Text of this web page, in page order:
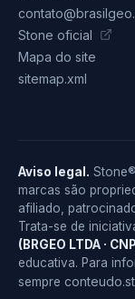
Stone oficial
Mapa do site
sitemap.xml
Aviso legal.
marcas são
afiliado,
Trata-se de
(BRGEO LTDA ·
educativa. Para
sempre